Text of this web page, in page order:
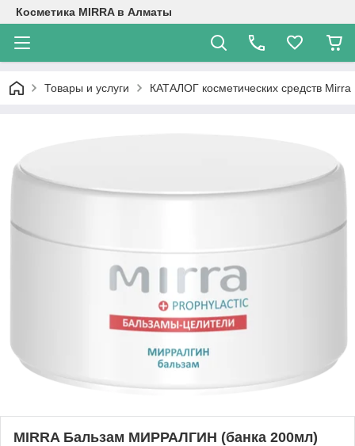
Косметика MIRRA в Алматы
Товары и услуги КАТАЛОГ косметических средств Mirra
MIRRA Бальзам МИРРАЛГИН (банка 200мл)